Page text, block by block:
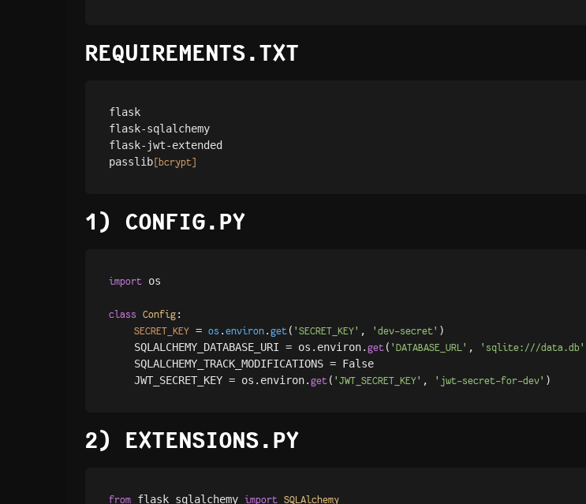
REQUIREMENTS.TXT
flask
flask-sqlalchemy
flask-jwt-extended
passlib [bcrypt]
1) CONFIG.PY
import os
class Config :
SECRET_KEY = os . environ . get ( 'SECRET_KEY' , 'dev-secret' )
    SQLALCHEMY_DATABASE_URI = os.environ.
get ( 'DATABASE_URL' , 'sqlite:///data.db'
    SQLALCHEMY_TRACK_MODIFICATIONS = False
    JWT_SECRET_KEY = os.environ.
get ( 'JWT_SECRET_KEY' , 'jwt-secret-for-dev'
2) EXTENSIONS.PY
from flask_sqlalchemy import SQLAlchemy